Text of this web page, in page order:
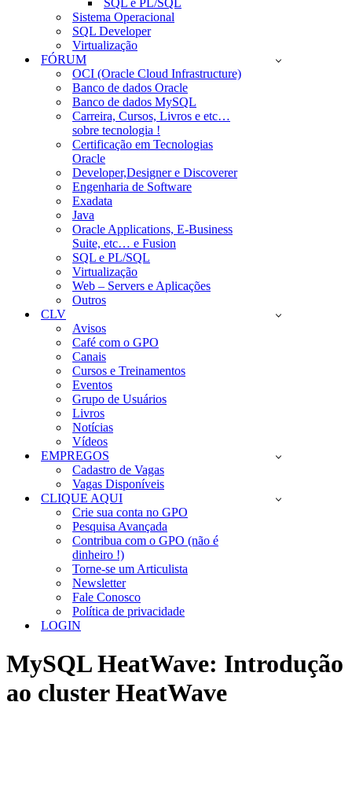
SQL e PL/SQL
Sistema Operacional
SQL Developer
Virtualização
FÓRUM
OCI (Oracle Cloud Infrastructure)
Banco de dados Oracle
Banco de dados MySQL
Carreira, Cursos, Livros e etc…
sobre tecnologia !
Certificação em Tecnologias
Oracle
Developer,Designer e Discoverer
Engenharia de Software
Exadata
Java
Oracle Applications, E-Business
Suite, etc… e Fusion
SQL e PL/SQL
Virtualização
Web – Servers e Aplicações
Outros
CLV
Avisos
Café com o GPO
Canais
Cursos e Treinamentos
Eventos
Grupo de Usuários
Livros
Notícias
Vídeos
EMPREGOS
Cadastro de Vagas
Vagas Disponíveis
CLIQUE AQUI
Crie sua conta no GPO
Pesquisa Avançada
Contribua com o GPO (não é
dinheiro !)
Torne-se um Articulista
Newsletter
Fale Conosco
Política de privacidade
LOGIN
MySQL HeatWave: Introdução
ao cluster HeatWave